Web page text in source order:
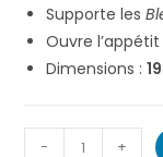
Supporte les
Ouvre l’appétit
Dimensions :
- +